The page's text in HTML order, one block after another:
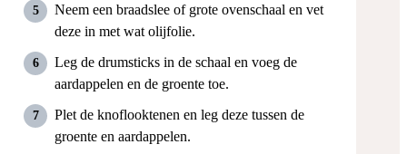
Neem een braadslee of grote ovenschaal en vet
deze in met wat olijfolie.
Leg de drumsticks in de schaal en voeg de
aardappelen en de groente toe.
Plet de knoflooktenen en leg deze tussen de
groente en aardappelen.